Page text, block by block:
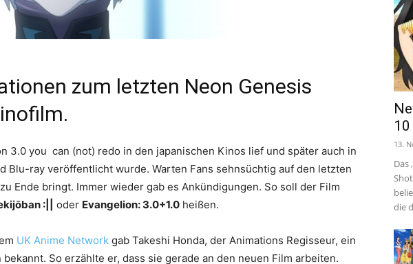
zum letzten Neon Genesis
3.0 you can (not) redo in den japanischen Kinos lief und später auch in
Blu-ray veröffentlicht wurde. Warten Fans sehnsüchtig auf den letzten
Ende bringt. Immer wieder gab es Ankündigungen. So soll der Film
:|| oder Evangelion: 3.0+1.0 heißen.
UK Anime Network gab Takeshi Honda, der Animations Regisseur, ein
So erzählte er, dass sie gerade an den neuen Film arbeiten.
13.
Das
die